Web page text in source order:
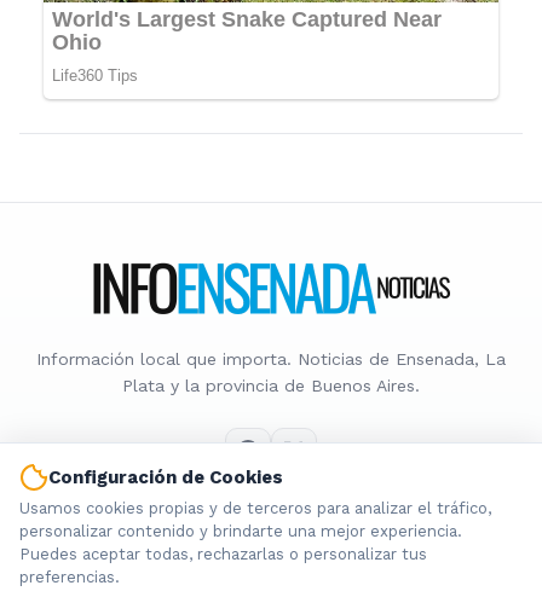
Información local que importa. Noticias de Ensenada, La
Plata y la provincia de Buenos Aires.
Nosotros
Cookies
Configuración de Cookies
Usamos cookies propias y de terceros para analizar el tráfico,
personalizar contenido y brindarte una mejor experiencia.
Puedes aceptar todas, rechazarlas o personalizar tus
preferencias.